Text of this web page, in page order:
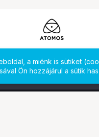
a miénk is sütiket
Ön hozzájárul a sütik